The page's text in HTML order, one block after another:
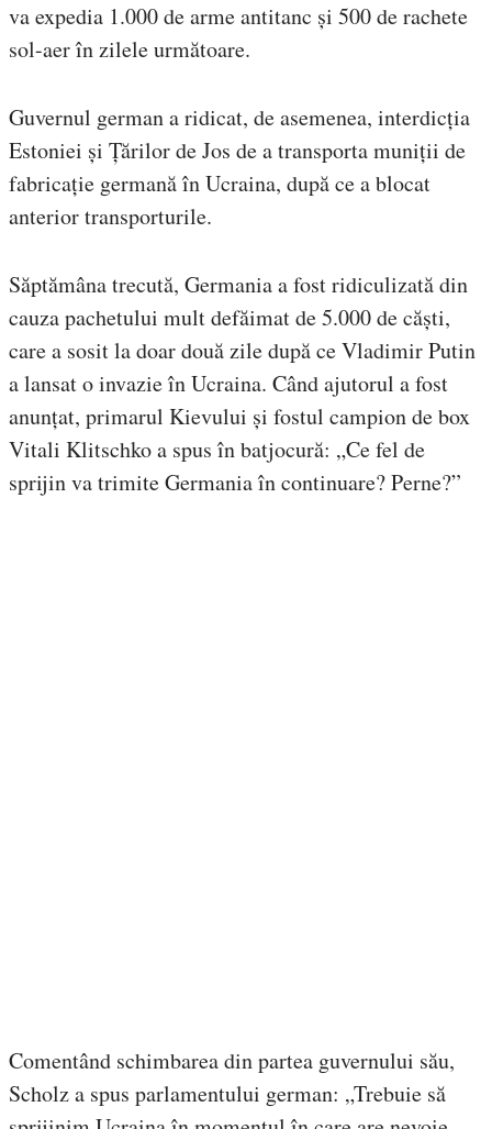
va expedia 1.000 de arme antitanc și 500 de rachete
sol-aer în zilele următoare.
Guvernul german a ridicat, de asemenea, interdicția
Estoniei și Țărilor de Jos de a transporta muniții de
fabricație germană în Ucraina, după ce a blocat
anterior transporturile.
Săptămâna trecută, Germania a fost ridiculizată din
cauza pachetului mult defăimat de 5.000 de căști,
care a sosit la doar două zile după ce Vladimir Putin
a lansat o invazie în Ucraina. Când ajutorul a fost
anunțat, primarul Kievului și fostul campion de box
Vitali Klitschko a spus în batjocură: „Ce fel de
sprijin va trimite Germania în continuare? Perne?”
Comentând schimbarea din partea guvernului său,
Scholz a spus parlamentului german: „Trebuie să